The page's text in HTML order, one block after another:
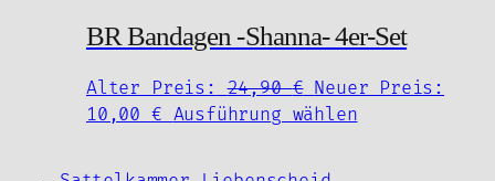
Produktseite
werden
BR Bandagen -Shanna- 4er-Set
Alter Preis: 24,90€ Ursprünglicher
Preis
24,90 €
Neuer Preis:
10,00 €Aktueller
Ausführung wählenDieses